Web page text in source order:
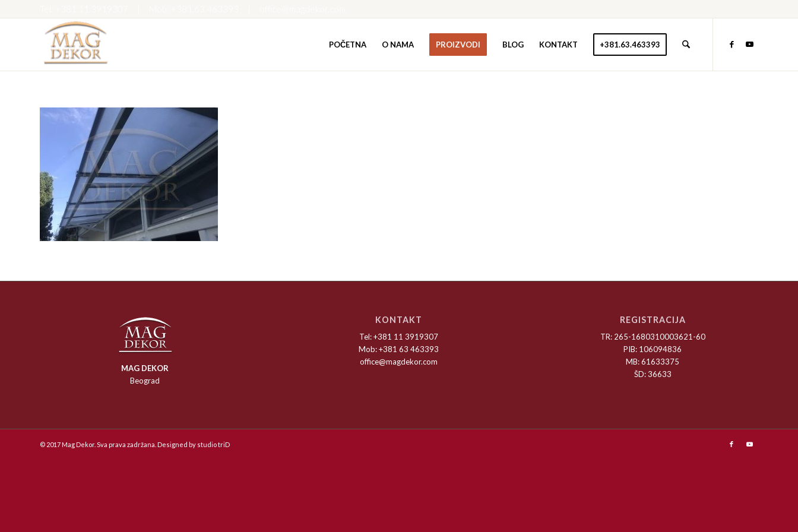
POČETNA O NAMA PROIZVODI BLOG KONTAKT +381.63.463393
MAG DEKOR
Beograd
KONTAKT
Tel: +381 11 3919307
Mob: +381 63 463393
office@magdekor.com
REGISTRACIJA
TR: 265-1680310003621-60
PIB: 106094836
MB: 61633375
ŠD: 36633
© 2017 Mag Dekor. Sva prava zadržana. Designed by studio triD